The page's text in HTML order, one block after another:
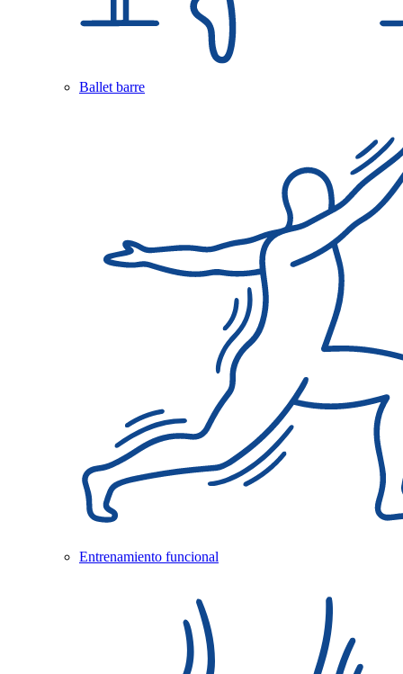
Ballet barre
Entrenamiento funcional